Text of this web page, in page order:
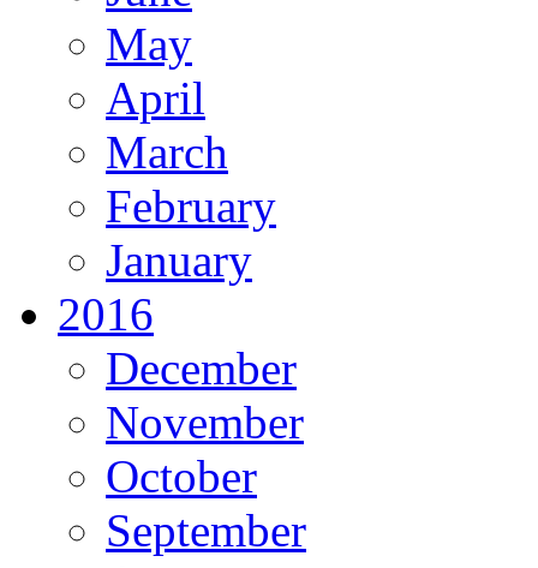
May
April
March
February
January
2016
December
November
October
September